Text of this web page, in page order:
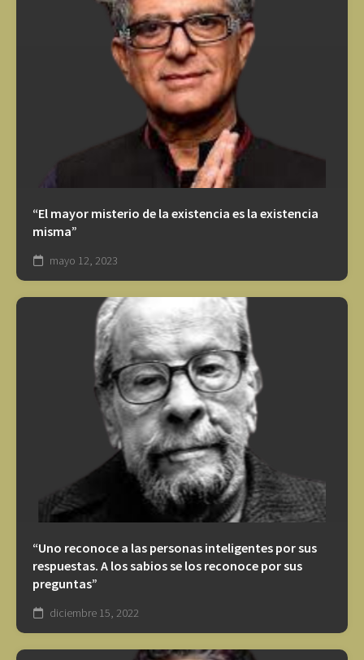
“El mayor misterio de la existencia es la existencia
misma”
mayo 12, 2023
“Uno reconoce a las personas inteligentes por sus
respuestas. A los sabios se los reconoce por sus
preguntas”
diciembre 15, 2022